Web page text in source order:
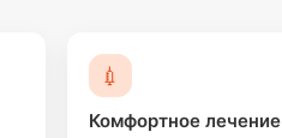
💉
Комфортное лечение